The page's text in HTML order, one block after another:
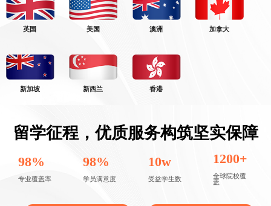
英国 美国 澳洲 加拿大
新加坡 新西兰 香港
留学征程，优质服务构筑坚实保障
98%
专业覆盖率
98%
学员满意度
10w
受益学生数
1200+
全球院校覆
盖